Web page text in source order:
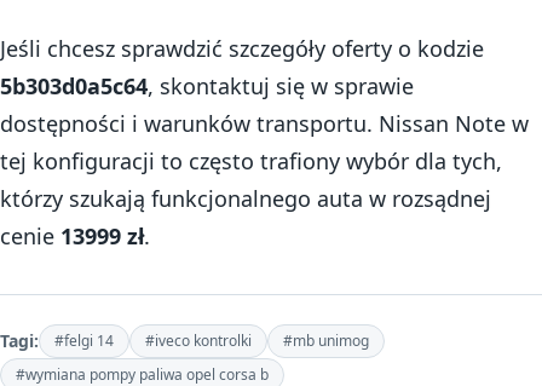
Jeśli chcesz sprawdzić szczegóły oferty o kodzie
5b303d0a5c64, skontaktuj się w sprawie
dostępności i warunków transportu. Nissan Note w
tej konfiguracji to często trafiony wybór dla tych,
którzy szukają funkcjonalnego auta w rozsądnej
cenie 13999 zł.
Tagi: #felgi 14 #iveco kontrolki
#mb unimog
#wymiana pompy paliwa opel corsa b